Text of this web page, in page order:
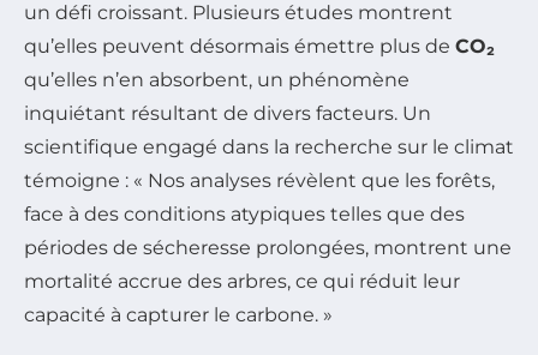
un défi croissant. Plusieurs études montrent
qu’elles peuvent désormais émettre plus de CO₂
qu’elles n’en absorbent, un phénomène
inquiétant résultant de divers facteurs. Un
scientifique engagé dans la recherche sur le climat
témoigne : « Nos analyses révèlent que les forêts,
face à des conditions atypiques telles que des
périodes de sécheresse prolongées, montrent une
mortalité accrue des arbres, ce qui réduit leur
capacité à capturer le carbone. »